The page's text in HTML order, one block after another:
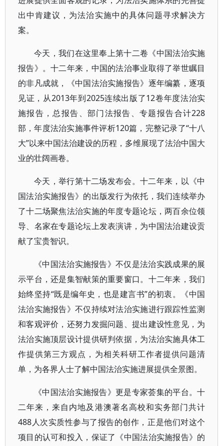
出中肯建议，为法治实施中的具体问题寻求解决方
案。
今天，我们在这里奉上第十二卷《中国法治实施
报告》。十二年来，中国的法治事业取得了举世瞩目
的非凡成就，《中国法治实施报告》逐年编纂，逐项
见证，从2013年到2025连续出版了12卷年度法治实
施报告，总报告、部门法报告、专题报告合计228
部，年度法治实施事件评析120篇，完整记录了“十八
大”以来中国法治建设的历程，多维展现了法治中国大
业的壮阔画卷。
今天，举行第十二场发布会。十二年来，以《中
国法治实施报告》的出版发行为依托，我们连续举办
了十二场聚焦法治实施的年度专题论坛，两百余位领
导、名家在专题论坛上发表演讲，为中国法治建设贡
献了宝贵智识。
《中国法治实施报告》不仅是法治实践成果的展
示平台，还是集智献策的重要窗口。十二年来，我们
始终坚持“既是编年史，也是建言书”的初衷。《中国
法治实施报告》不仅持续对法治实施进行跟踪性监测
和客观评价，还努力发掘问题、提出建设性意见，为
法治实施顶层设计提供研判依据，为法治实施具体工
作提供第三方观点，为相关科研工作者提供问题清
单，为各界人士了解中国法治实施进展提供全景图。
《中国法治实施报告》更是专家荟集的平台。十
二年来，来自内地及港澳著名高校和实务部门共计
488人次实质性参与了报告的创作，正是他们对这个
项目的认可和投入，保证了《中国法治实施报告》的